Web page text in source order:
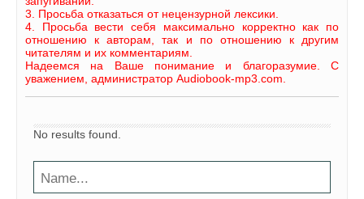
3. Просьба отказаться от нецензурной лексики.
4. Просьба вести себя максимально корректно как по
отношению к авторам, так и по отношению к другим
читателям и их комментариям.
Надеемся на Ваше понимание и благоразумие. С
уважением, администратор Audiobook-mp3.com.
No results found.